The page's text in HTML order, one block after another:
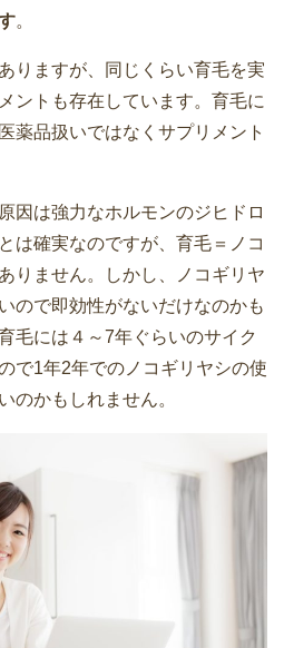
。
りますが、同じくらい育毛を実
ントも存在しています。育毛に
薬品扱いではなくサプリメント
因は強力なホルモンのジヒドロ
は確実なのですが、育毛＝ノコ
りません。しかし、ノコギリヤ
ので即効性がないだけなのかも
毛には４～7年ぐらいのサイク
で1年2年でのノコギリヤシの使
のかもしれません。